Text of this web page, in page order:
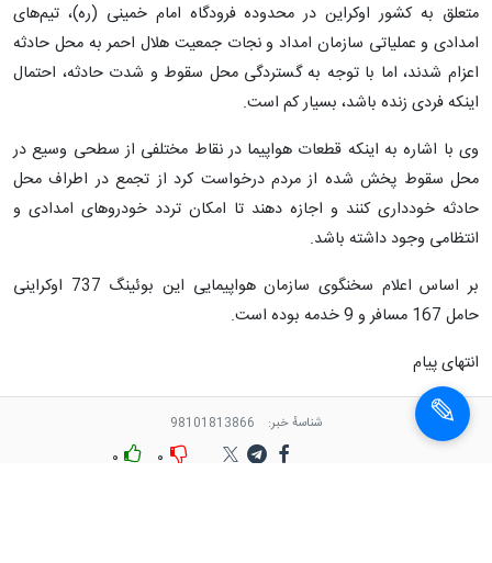
متعلق به کشور اوکراین در محدوده فرودگاه امام خمینی (ره)، تیم‌های
امدادی و عملیاتی سازمان امداد و نجات جمعیت هلال احمر به محل حادثه
اعزام شدند، اما با توجه به گستردگی محل سقوط و شدت حادثه، احتمال
اینکه فردی زنده باشد، بسیار کم است.
وی با اشاره به اینکه قطعات هواپیما در نقاط مختلفی از سطحی وسیع در
محل سقوط پخش شده از مردم درخواست کرد از تجمع در اطراف محل
حادثه خودداری کنند و اجازه دهند تا امکان تردد خودروهای امدادی و
انتظامی وجود داشته باشد.
بر اساس اعلام سخنگوی سازمان هواپیمایی این بوئینگ 737 اوکراینی
حامل 167 مسافر و 9 خدمه بوده است.
انتهای پیام
شناسهٔ خبر: 98101813866
۰ ۰